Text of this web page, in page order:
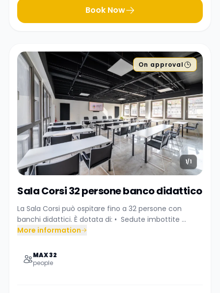
Book Now
On approval
1/1
Sala Corsi 32 persone banco didattico e
La Sala Corsi può ospitare fino a 32 persone con
banchi didattici. È dotata di: •⁠ ⁠Sedute imbottite ...
More information
MAX 32
people